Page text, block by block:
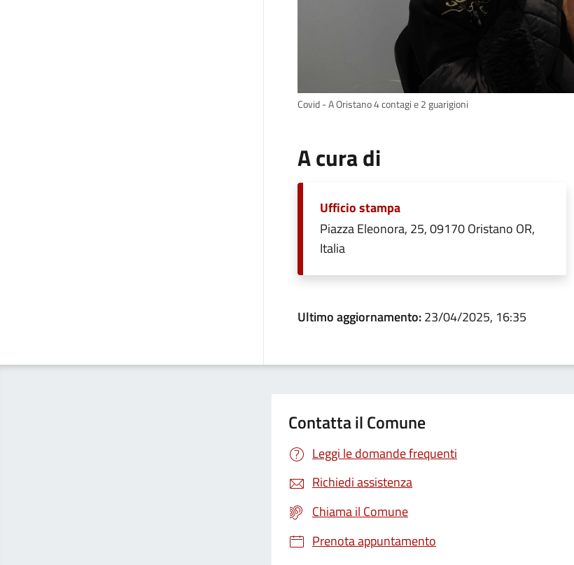
Covid - A Oristano 4 contagi e 2 guarigioni
A cura di
Ufficio stampa
Piazza Eleonora, 25, 09170 Oristano OR,
Italia
Ultimo aggiornamento:23/04/2025, 16:35
Contatta il Comune
Leggi le domande frequenti
Richiedi assistenza
Chiama il Comune
Prenota appuntamento